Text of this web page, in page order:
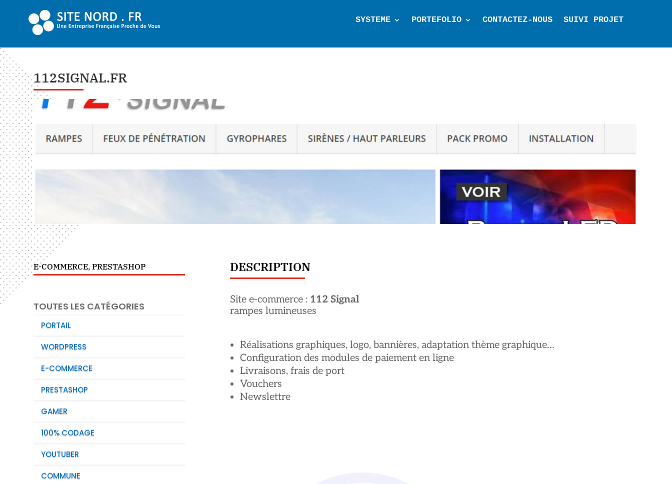
SYSTEME PORTEFOLIO CONTACTEZ-NOUS SUIVI PROJET
112SIGNAL.FR
E-COMMERCE,PRESTASHOP
TOUTES LES CATÉGORIES
PORTAIL
WORDPRESS
E-COMMERCE
PRESTASHOP
GAMER
100% CODAGE
YOUTUBER
COMMUNE
DESCRIPTION
Site e-commerce : 112 Signal
rampes lumineuses
Réalisations graphiques, logo, bannières, adaptation thème graphique…
Configuration des modules de paiement en ligne
Livraisons, frais de port
Vouchers
Newslettre